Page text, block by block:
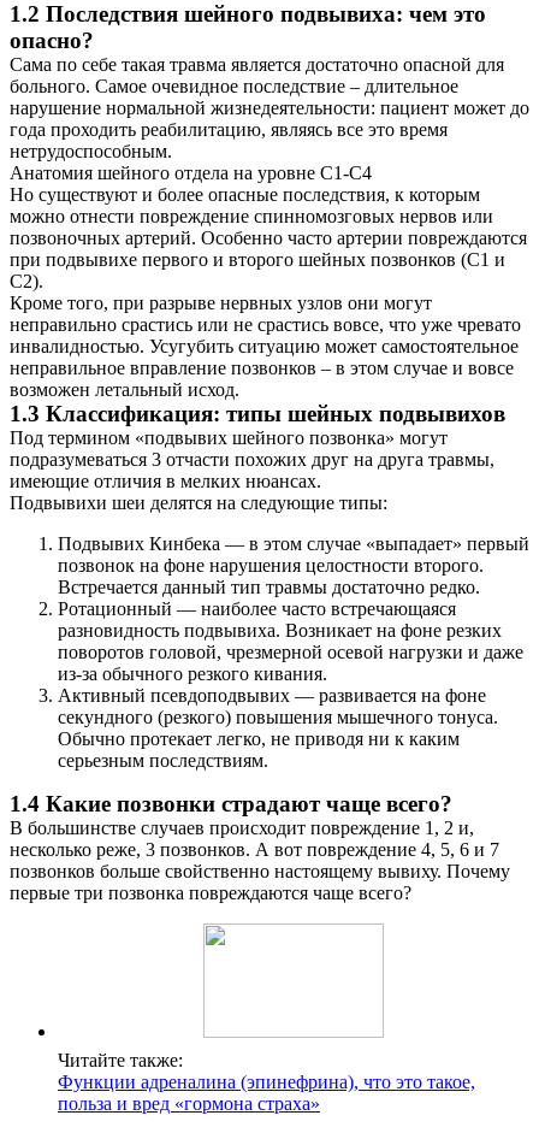
1.2 Последствия шейного подвывиха: чем это
опасно?
Сама по себе такая травма является достаточно опасной для
больного. Самое очевидное последствие – длительное
нарушение нормальной жизнедеятельности: пациент может до
года проходить реабилитацию, являясь все это время
нетрудоспособным.
Анатомия шейного отдела на уровне С1-С4
Но существуют и более опасные последствия, к которым
можно отнести повреждение спинномозговых нервов или
позвоночных артерий. Особенно часто артерии повреждаются
при подвывихе первого и второго шейных позвонков (С1 и
С2).
Кроме того, при разрыве нервных узлов они могут
неправильно срастись или не срастись вовсе, что уже чревато
инвалидностью. Усугубить ситуацию может самостоятельное
неправильное вправление позвонков – в этом случае и вовсе
возможен летальный исход.
1.3 Классификация: типы шейных подвывихов
Под термином «подвывих шейного позвонка» могут
подразумеваться 3 отчасти похожих друг на друга травмы,
имеющие отличия в мелких нюансах.
Подвывихи шеи делятся на следующие типы:
Подвывих Кинбека — в этом случае «выпадает» первый
позвонок на фоне нарушения целостности второго.
Встречается данный тип травмы достаточно редко.
Ротационный — наиболее часто встречающаяся
разновидность подвывиха. Возникает на фоне резких
поворотов головой, чрезмерной осевой нагрузки и даже
из-за обычного резкого кивания.
Активный псевдоподвывих — развивается на фоне
секундного (резкого) повышения мышечного тонуса.
Обычно протекает легко, не приводя ни к каким
серьезным последствиям.
1.4 Какие позвонки страдают чаще всего?
В большинстве случаев происходит повреждение 1, 2 и,
несколько реже, 3 позвонков. А вот повреждение 4, 5, 6 и 7
позвонков больше свойственно настоящему вывиху. Почему
первые три позвонка повреждаются чаще всего?
Читайте также:
Функции адреналина (эпинефрина), что это такое,
польза и вред «гормона страха»